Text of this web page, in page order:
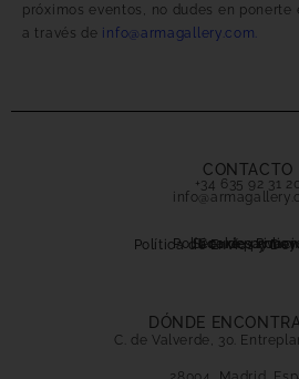
próximos eventos, no dudes en
a través de info@armagallery.com.
CONTACTO
+34 635 92 31
Política de Envíos y
Secure
Política de
Cookies Policy
DÓNDE
C. de Valverde, 30.